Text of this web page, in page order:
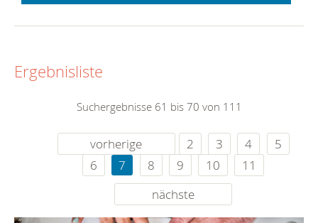
Ergebnisliste
Suchergebnisse 61 bis 70 von 111
vorherige 2 3 4
5
6
7 8 9 10
11
nächste